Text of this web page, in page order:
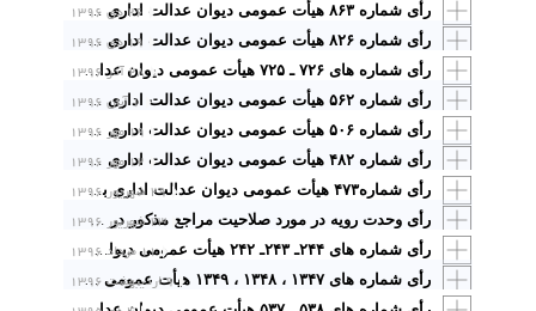
۲۶ دی ۱۳۹۶ رأی شماره ۸۶۳ هیأت عمومی دیوان عدالت اداری با موضوع: ابطال اطلاق ماده۲ آیین نامه صدور پروانه آموزش و روابط کار و اطلاق ماده۴ آئین نامه صدور پروانه مشاوره روابط کار مصوب ۱۳۹۲/۰۸/۱۱ وزیر تعاون، کار و رفاه اجتماعی به لحاظ عدم شرط امانت و وثاقت
۱۹ دی ۱۳۹۶ رأی شماره ۸۲۶ هیأت عمومی دیوان عدالت اداری با موضوع: ابطال نامه های شماره ۱۰۳۴۳۶ ـ ۱۳۹۳/۰۶/۰۲ و ۱۱۶۴۸۰ ـ ۱۳۹۵/۰۶/۲۴ مدیر کل روابط کار و جبران خدمت وزارت تعاون کار و رفاه اجتماعی
۲۸ آذر ۱۳۹۶ رأی شماره های ۷۲۶ ـ ۷۲۵ هیأت عمومی دیوان عدالت اداری با موضوع: تعارض در آراء شعب دیوان عدالت اداری و تأیید آراء شعب ۱۹ و ۳۹ با عنوان تعلق حق سنوات به کارگری که ترک کار کرده است هم به نسبت سنواتی که کاملاً کارکرده و حق سنوات دریافت نکرده و هم نسبت به ایامی که در سال ترک کار کرده است
۱ آبان ۱۳۹۶ رأی شماره ۵۶۲ هیأت عمومی دیوان عدالت اداری با موضوع: ابطال بند ۵ دستورالعمل شماره ۲۸ معاونت روابط کار وزارت تعاون، کار و رفاه اجتماعی
۱۹ مهر ۱۳۹۶ رأی شماره ۵۰۶ هیأت عمومی دیوان عدالت اداری با موضوع: ابطال دستورالعمل شماره ۴۰ روابط کار وزارت تعاون کار و رفاه اجتماعی به شماره ۴۹۲۰۷ ـ ۱۳۹۴/۰۳/۱۹ مبنی بر اینکه کارفرمایان را مکلف نموده در صورت انعقاد قرارداد مدت موقت قرارداد مزبور را حداقل به مدت یک سال منعقد نمایند
۱۲ مهر ۱۳۹۶ رأی شماره ۴۸۲ هیأت عمومی دیوان عدالت اداری با موضوع: ابطال دستورالعمل شماره ۴۹۵۱۷ ـ ۱۳۹۳/۰۳/۱۹ مدیرکل روابط کار و جبران خدمت وزارت تعاون، کار و رفاه اجتماعی به لحاظ خروج از حدود اختیارات مرجع تصویب و مغایرت با قانون
۲۹ شهریور ۱۳۹۶ رأی شماره۴۷۳ هیأت عمومی دیوان عدالت اداری با موضوع: ابطال نامه شماره۱۹۴۰۹۳ـ ۱۳۹۱/۱۱/۲۵ مدیرکل روابط کار و جبران خدمت وزارت تعاون، کار و رفاه اجتماعی
۲۳ شهریور ۱۳۹۶ رأی وحدت رویه در مورد صلاحیت مراجع مذکور در قانون کار در رسیدگی شکایت از اخراج و بازخرید ( صفحه ۳۲۰)
۱۱ مرداد ۱۳۹۶ رأی شماره های ۲۴۴ـ ۲۴۳ـ ۲۴۲ هیأت عمومی دیوان عدالت اداری با موضوع: ابطال مواد ۶ و ۷ آئین نامه انتخاب اعضای هیأتهای حل اختلاف و هیأتهای تشخیص وزارت تعاون، کار و رفاه اجتماعی
۹ اردیبهشت ۱۳۹۶ رأی شماره های ۱۳۴۷ ، ۱۳۴۸ ، ۱۳۴۹ هیأت عمومی دیوان عدالت اداری با موضوع ابطال بندهای ۵ و ۴ دستورالعمل شماره ۱۷ روابط کار وزارت کار و امور اجتماعی ]تعاون، کار و رفاه اجتماعی